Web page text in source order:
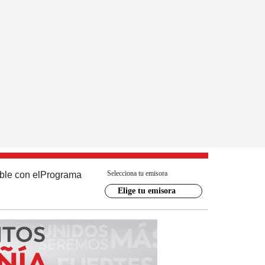
con el Programa Selecciona tu emisora
Elige tu emisora